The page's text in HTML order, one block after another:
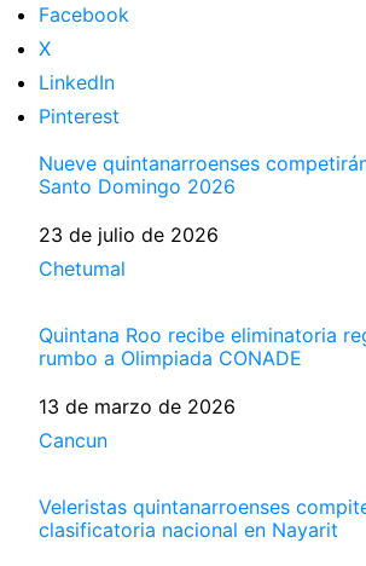
Facebook
X
LinkedIn
Pinterest
Nueve quintanarroenses
Santo Domingo 2026
Fecha
23 de julio de 2026
Respecto a
Chetumal
Quintana Roo recibe eliminatoria
rumbo a Olimpiada CONADE
Fecha
13 de marzo de 2026
Respecto a
Cancun
Veleristas quintanarroenses
clasificatoria nacional en Nayarit